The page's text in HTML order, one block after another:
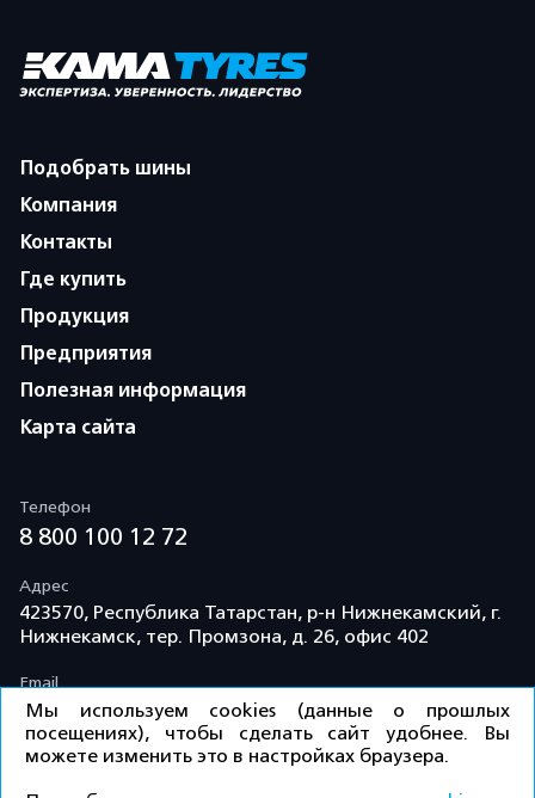
Подобрать шины
Компания
Контакты
Где купить
Продукция
Предприятия
Полезная информация
Карта сайта
Телефон
8 800 100 12 72
Адрес
423570, Республика Татарстан, р-н Нижнекамский, г.
Нижнекамск, тер. Промзона, д. 26, офис 402
Email
info@td-kama.com
Мы используем cookies (данные о прошлых
посещениях), чтобы сделать сайт удобнее. Вы
можете изменить это в настройках браузера.